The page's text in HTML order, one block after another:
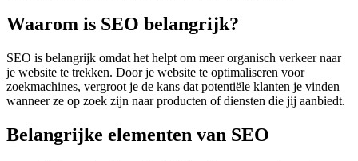
Waarom is SEO belangrijk?
SEO is belangrijk omdat het helpt om meer organisch verkeer naar
je website te trekken. Door je website te optimaliseren voor
zoekmachines, vergroot je de kans dat potentiële klanten je vinden
wanneer ze op zoek zijn naar producten of diensten die jij aanbiedt.
Belangrijke elementen van SEO